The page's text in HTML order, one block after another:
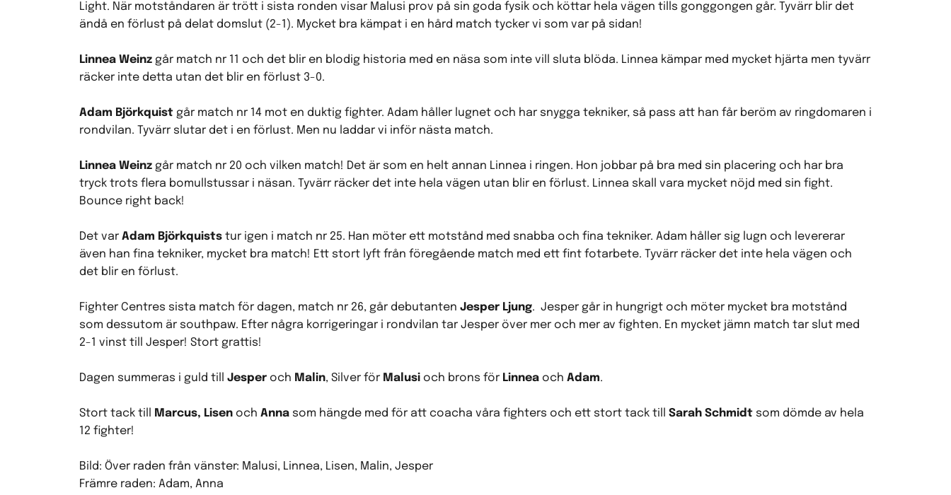
Light. När motståndaren är trött i sista ronden visar Malusi prov på sin goda fysik och köttar hela vägen tills gonggongen går. Tyvärr blir det
ändå en förlust på delat domslut (2-1). Mycket bra kämpat i en hård match tycker vi som var på sidan!
Linnea Weinz går match nr 11 och det blir en blodig historia med en näsa som inte vill sluta blöda. Linnea kämpar med mycket hjärta men tyvärr
räcker inte detta utan det blir en förlust 3-0.
Adam Björkquist går match nr 14 mot en duktig fighter. Adam håller lugnet och har snygga tekniker, så pass att han får beröm av ringdomaren i
rondvilan. Tyvärr slutar det i en förlust. Men nu laddar vi inför nästa match.
Linnea Weinz går match nr 20 och vilken match! Det är som en helt annan Linnea i ringen. Hon jobbar på bra med sin placering och har bra
tryck trots flera bomullstussar i näsan. Tyvärr räcker det inte hela vägen utan blir en förlust. Linnea skall vara mycket nöjd med sin fight.
Bounce right back!
Det var Adam Björkquists tur igen i match nr 25. Han möter ett motstånd med snabba och fina tekniker. Adam håller sig lugn och levererar
även han fina tekniker, mycket bra match! Ett stort lyft från föregående match med ett fint fotarbete. Tyvärr räcker det inte hela vägen och
det blir en förlust.
Fighter Centres sista match för dagen, match nr 26, går debutanten Jesper Ljung. Jesper går in hungrigt och möter mycket bra motstånd
som dessutom är southpaw. Efter några korrigeringar i rondvilan tar Jesper över mer och mer av fighten. En mycket jämn match tar slut med
2-1 vinst till Jesper! Stort grattis!
Dagen summeras i guld till Jesper och Malin, Silver för Malusi och brons för Linnea och Adam.
Stort tack till Marcus, Lisen och Anna som hängde med för att coacha våra fighters och ett stort tack till Sarah Schmidt som dömde av hela
12 fighter!
Bild: Över raden från vänster: Malusi, Linnea, Lisen, Malin, Jesper
Främre raden: Adam, Anna